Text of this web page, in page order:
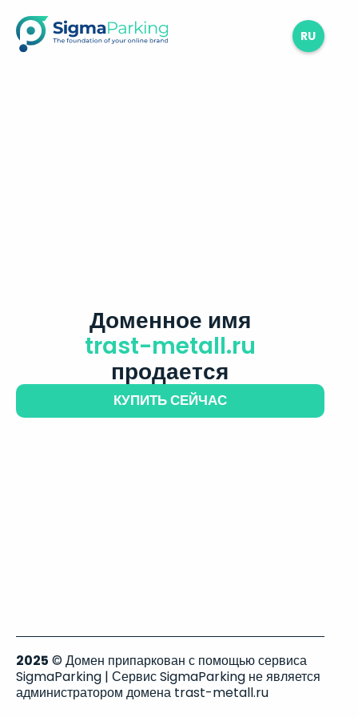
RU
Доменное имя
trast-metall.ru
продается
КУПИТЬ СЕЙЧАС
2025 © Домен припаркован с помощью сервиса
SigmaParking | Сервис SigmaParking не является
администратором домена trast-metall.ru